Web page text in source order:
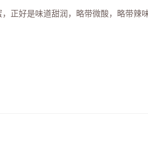
正好是味道甜润，略带微酸，略带辣